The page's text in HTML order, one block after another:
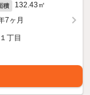
積 132.43㎡
7ヶ月
丁目